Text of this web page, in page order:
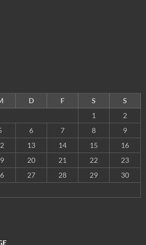
D F S
S
1
2
6 7 8
9
13 14 15
16
20 21 22
23
27 28 29
30